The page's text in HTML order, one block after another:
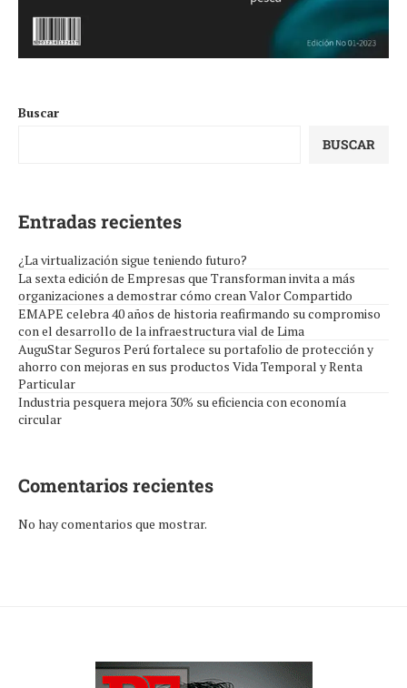
Buscar
BUSCAR
Entradas recientes
¿La virtualización sigue teniendo futuro?
La sexta edición de Empresas que Transforman invita a más
organizaciones a demostrar cómo crean Valor Compartido
EMAPE celebra 40 años de historia reafirmando su compromiso
con el desarrollo de la infraestructura vial de Lima
AuguStar Seguros Perú fortalece su portafolio de protección y
ahorro con mejoras en sus productos Vida Temporal y Renta
Particular
Industria pesquera mejora 30% su eficiencia con economía
circular
Comentarios recientes
No hay comentarios que mostrar.